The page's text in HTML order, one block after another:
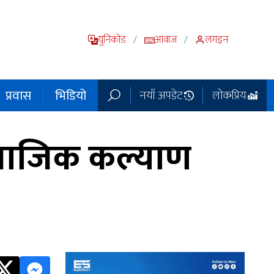
युनिकोड / आवाज / लगइन
प्रवास भिडियो नयाँ अपडेट लोकप्रिय
कल्याण